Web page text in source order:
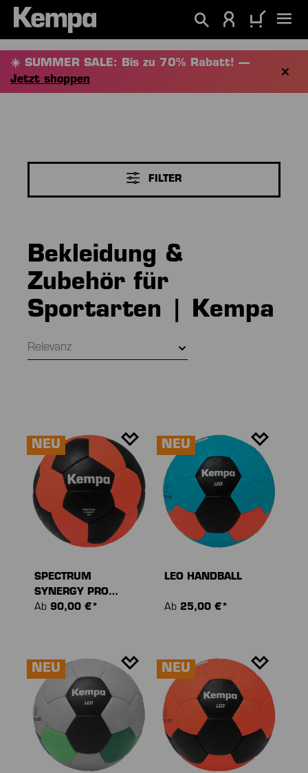
springen
☀️ SUMMER SALE: Bis zu 70% Rabatt! —
Jetzt shoppen
FILTER
Bekleidung &
Zubehör für
Sportarten | Kempa
Relevanz
NEU
SPECTRUM
SYNERGY PRO
HANDBALL
Ab 90,00 €*
NEU
LEO HANDBALL
Ab 25,00 €*
NEU NEU